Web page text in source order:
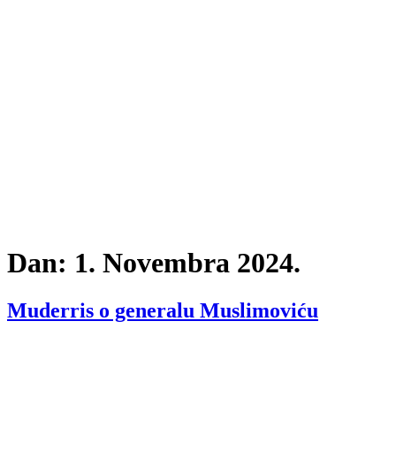
Dan: 1. Novembra 2024.
Muderris o generalu Muslimoviću